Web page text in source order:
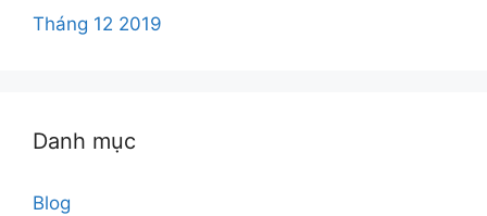
Tháng 12 2019
Danh mục
Blog